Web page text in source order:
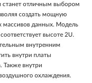
отличным выбором
создать мощную
массивов данных. Модель
высоте 2U.
внутренним
внутри платы
Также внутри
охлаждения.